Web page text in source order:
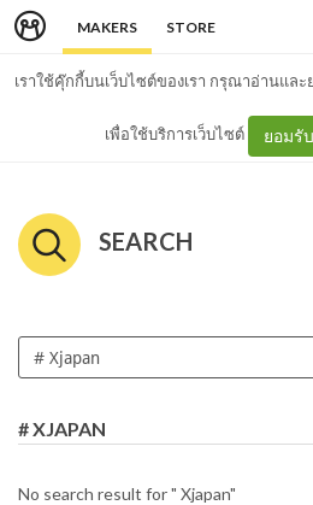
MAKERS STORE
เราใช้คุ๊กกี้บนเว็บไซต์ของเรา กรุณาอ่านแล
เพื่อใช้บริการเว็บไซต์ ยอมรับ
SEARCH
# XJAPAN
No search result for " Xjapan"